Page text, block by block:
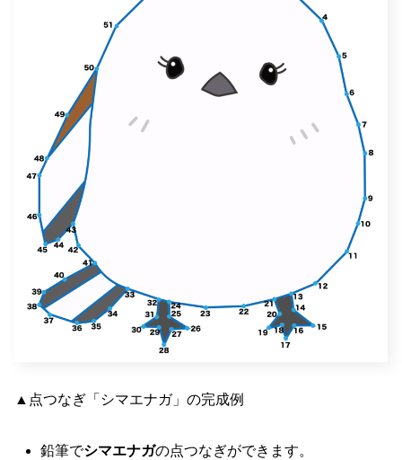
▲点つなぎ「シマエナガ」の完成例
鉛筆でシマエナガの点つなぎができます。